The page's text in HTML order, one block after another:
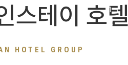
스테이 호텔
HOTEL GROUP